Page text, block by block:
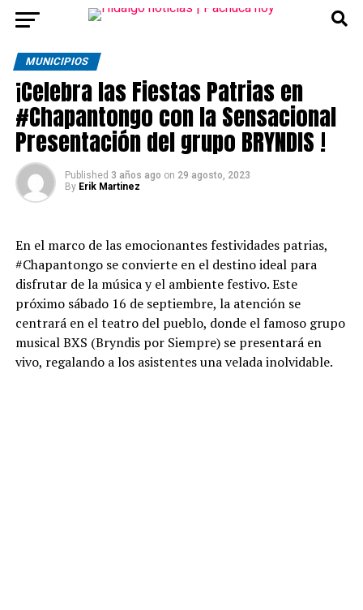
MUNICIPIOS
¡Celebra las Fiestas Patrias en
#Chapantongo con la Sensacional
Presentación del grupo BRYNDIS !
Published 3 años ago on 29 agosto, 2023
By Erik Martinez
En el marco de las emocionantes festividades patrias,
#Chapantongo se convierte en el destino ideal para
disfrutar de la música y el ambiente festivo. Este
próximo sábado 16 de septiembre, la atención se
centrará en el teatro del pueblo, donde el famoso grupo
musical BXS (Bryndis por Siempre) se presentará en
vivo, regalando a los asistentes una velada inolvidable.